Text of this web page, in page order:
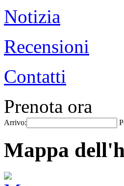
Notizia
Recensioni
Contatti
Prenota ora
Arrivo:
Mappa